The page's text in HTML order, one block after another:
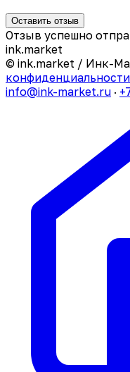
Оставить отзыв
Отзыв успешно
ink.market
© ink.market / Инк-
конфиденциальности
info@ink-market.ru ·